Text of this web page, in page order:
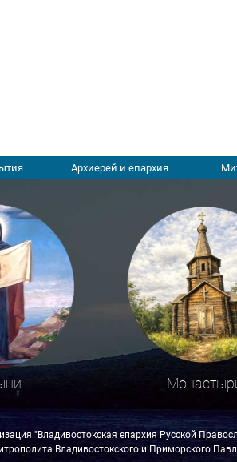
Архиерей и епархия
"Владивостокская епархия Русской
Владивостокского и Приморского